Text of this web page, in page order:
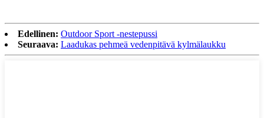
Edellinen: Outdoor Sport -nestepussi
Seuraava: Laadukas pehmeä vedenpitävä kylmälaukku